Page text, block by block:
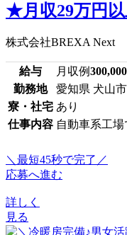
★月収29万円以
株式会社BREXA Next
給与 月収例300,000
勤務地
愛知県 犬山市
寮・社宅 あり
仕事内容 自動車系工
＼最短45秒で完了／
応募へ進む
詳しく
見る